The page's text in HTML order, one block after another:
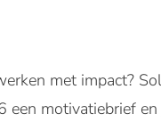
met impact?
motivatiebrief en